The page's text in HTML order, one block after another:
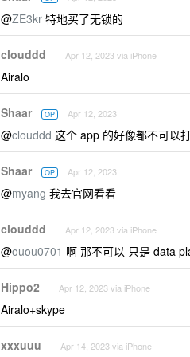
@ZE3kr 特地买了无锁的
clouddd Apr 12, 2023 via iPhone
Airalo
Shaar OP Apr 12, 2023
@clouddd 这个 app 的好像都不可以
Shaar OP Apr 12, 2023
@myang 我去官网看看
clouddd Apr 12, 2023 via iPhone
@ouou0701 啊 那不可以 只是 data
Hippo2 Apr 12, 2023 via iPhone
Airalo+skype
xxxuuu Apr 14, 2023 via iPhone